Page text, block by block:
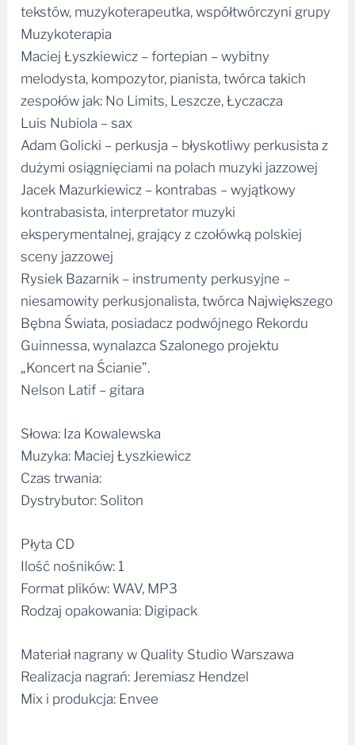
Muzykoterapia
Maciej Łyszkiewicz – fortepian – wybitny
melodysta, kompozytor, pianista, twórca takich
zespołów jak: No Limits, Leszcze, Łyczacza
Luis Nubiola – sax
Adam Golicki – perkusja – błyskotliwy perkusista z
dużymi osiągnięciami na polach muzyki jazzowej
Jacek Mazurkiewicz – kontrabas – wyjątkowy
kontrabasista, interpretator muzyki
eksperymentalnej, grający z czołówką polskiej
sceny jazzowej
Rysiek Bazarnik – instrumenty perkusyjne –
niesamowity perkusjonalista, twórca Największego
Bębna Świata, posiadacz podwójnego Rekordu
Guinnessa, wynalazca Szalonego projektu
„Koncert na Ścianie”.
Nelson Latif – gitara
Muzyka: Maciej Łyszkiewicz
Czas trwania:
Dystrybutor: Soliton
Ilość nośników: 1
Format plików: WAV, MP3
Rodzaj opakowania: Digipack
Realizacja nagrań: Jeremiasz Hendzel
Mix i produkcja: Envee